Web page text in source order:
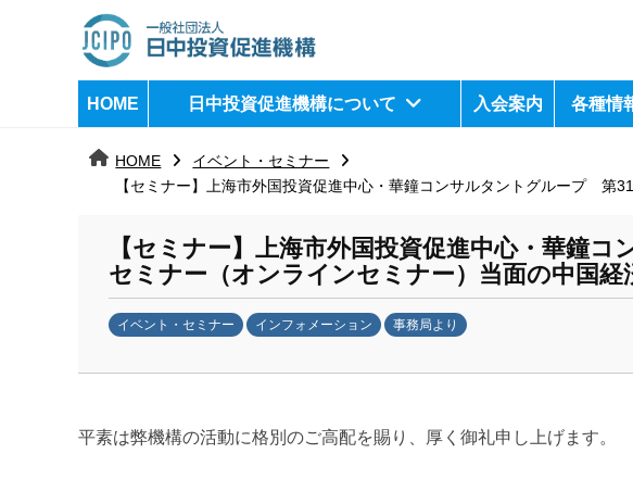
日
中
機
j
HOME 日中投資促進機構について 入会案内 各種情
HOME
イベント・セミナー
【セミナー】上海市外国投資促進中心・華鐘コンサルタントグループ 第
【セミナー】上海市外国投資促進中心・華鐘
セミナー（オンラインセミナー）当面の中国経
イベント・セミナー インフォメーション 事務局より
a
平素は弊機構の活動に格別のご高配を賜り、厚く御礼申し上げます。